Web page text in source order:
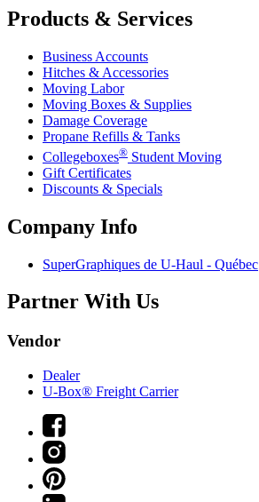
Products & Services
Business Accounts
Hitches & Accessories
Moving Labor
Moving Boxes & Supplies
Damage Coverage
Propane Refills & Tanks
Collegeboxes® Student Moving
Gift Certificates
Discounts & Specials
Company Info
SuperGraphiques de U-Haul - Québec
Partner With Us
Vendor
Dealer
U-Box® Freight Carrier